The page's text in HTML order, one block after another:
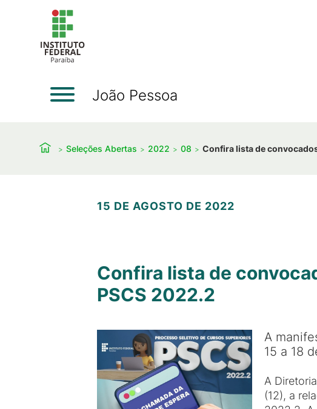
João Pessoa
Seleções Abertas 2022 08 Confira lista de
15 DE AGOSTO DE 2022
Confira lista de
PSCS 2022.2
A
15 a 18
A
(12), a